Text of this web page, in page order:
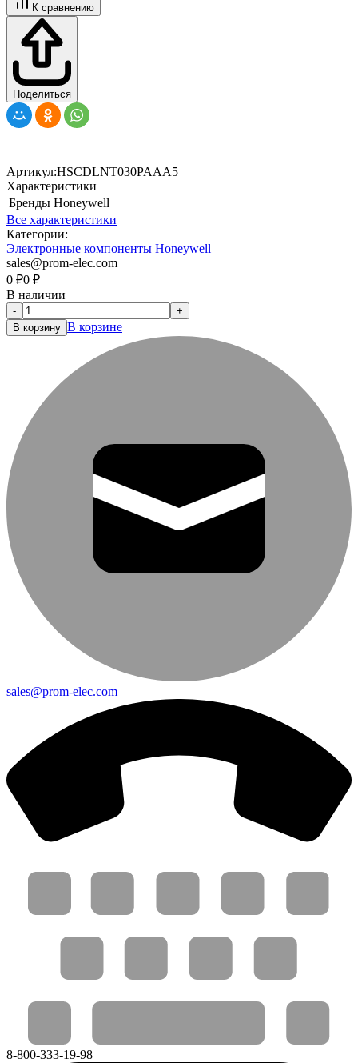
К сравнению
Поделиться
Артикул:HSCDLNT030PAAA5
Характеристики
Бренды Honeywell
Все характеристики
Категории:
Электронные компоненты Honeywell
sales@prom-elec.com
0 ₽0 ₽
В наличии
-
+
В корзину В корзине
sales@prom-elec.com
8-800-333-19-98